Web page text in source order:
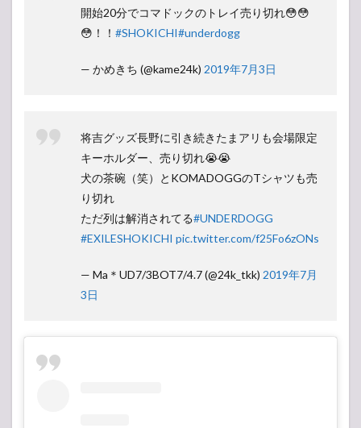
開始20分でコマドックのトレイ売り切れ😳😳
😳！！ #SHOKICHI#underdogg
— かめきち (@kame24k) 2019年7月3日
将吉グッズ長野に引き続きたまアリも会場限定
キーホルダー、売り切れ😭😭
犬の茶碗（笑）とKOMADOGGのTシャツも売
り切れ
ただ列は解消されてる#UNDERDOGG
#EXILESHOKICHI pic.twitter.com/f25Fo6zONs
— Ma＊UD7/3BOT7/4.7 (@24k_tkk) 2019年7月
3日